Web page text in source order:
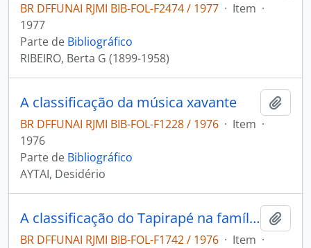
BR DFFUNAI RJMI BIB-FOL-F2474 / 1977 · Item ·
1977
Parte de Bibliográfico
RIBEIRO, Berta G (1899-1958)
A classificação da música xavante
BR DFFUNAI RJMI BIB-FOL-F1228 / 1976 · Item ·
1976
Parte de Bibliográfico
AYTAI, Desidério
A classificação do Tapirapé na família Tupi-Guarani
BR DFFUNAI RJMI BIB-FOL-F1742 / 1976 · Item ·